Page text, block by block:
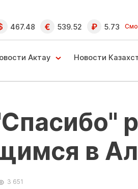
467.48 539.52 5.73
Актау Новости
в
3 651